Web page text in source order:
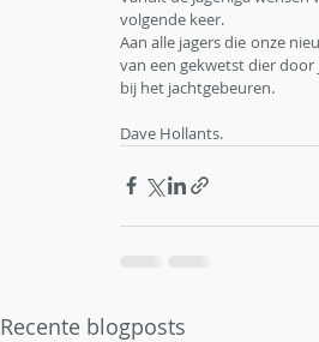
volgende keer.
Aan alle jagers die onze
van een gekwetst dier
bij het jachtgebeuren.
Dave Hollants.
Recente blogposts